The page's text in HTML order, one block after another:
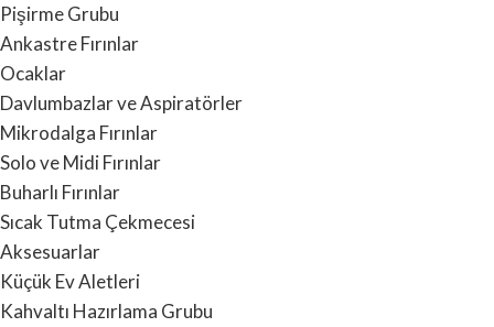
Pişirme Grubu
Ankastre Fırınlar
Ocaklar
Davlumbazlar ve Aspiratörler
Mikrodalga Fırınlar
Solo ve Midi Fırınlar
Buharlı Fırınlar
Sıcak Tutma Çekmecesi
Aksesuarlar
Küçük Ev Aletleri
Kahvaltı Hazırlama Grubu